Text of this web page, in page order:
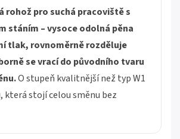
rohož pro suchá pracoviště s
stáním – vysoce odolná pěna
tlak, rovnoměrně rozděluje
se vrací do původního tvaru
O stupeň kvalitnější než typ W1
která stojí celou směnu bez